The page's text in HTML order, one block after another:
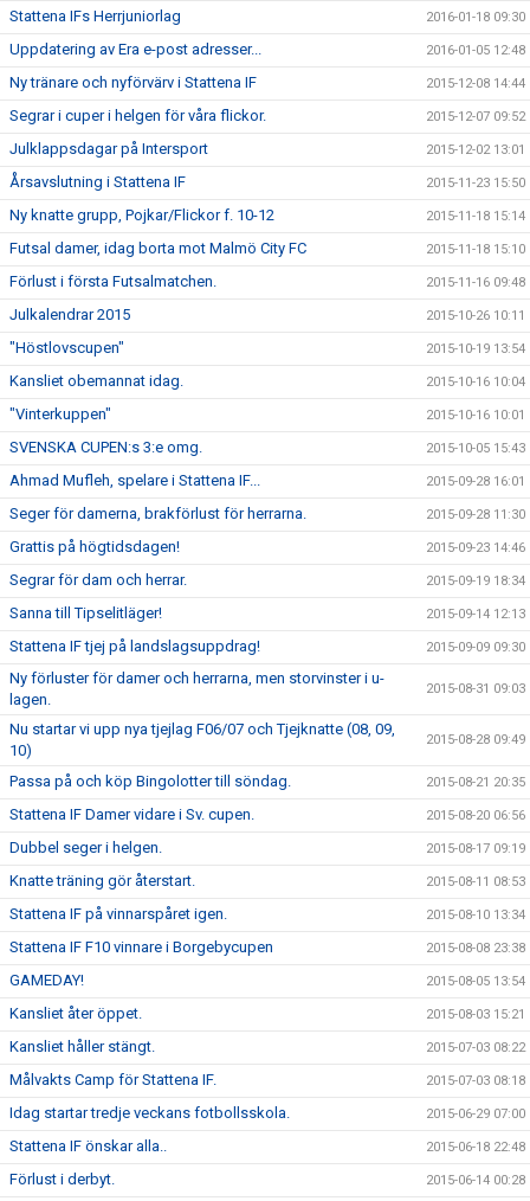
Stattena IFs Herrjuniorlag 2016-01-18 09:30
Uppdatering av Era e-post adresser... 2016-01-05 12:48
Ny tränare och nyförvärv i Stattena IF 2015-12-08 14:44
Segrar i cuper i helgen för våra flickor. 2015-12-07 09:52
Julklappsdagar på Intersport 2015-12-02 13:01
Årsavslutning i Stattena IF 2015-11-23 15:50
Ny knatte grupp, Pojkar/Flickor f. 10-12 2015-11-18 15:14
Futsal damer, idag borta mot Malmö City FC 2015-11-18 15:10
Förlust i första Futsalmatchen. 2015-11-16 09:48
Julkalendrar 2015 2015-10-26 10:11
"Höstlovscupen" 2015-10-19 13:54
Kansliet obemannat idag. 2015-10-16 10:04
"Vinterkuppen" 2015-10-16 10:01
SVENSKA CUPEN:s 3:e omg. 2015-10-05 15:43
Ahmad Mufleh, spelare i Stattena IF... 2015-09-28 16:01
Seger för damerna, brakförlust för herrarna. 2015-09-28 11:30
Grattis på högtidsdagen! 2015-09-23 14:46
Segrar för dam och herrar. 2015-09-19 18:34
Sanna till Tipselitläger! 2015-09-14 12:13
Stattena IF tjej på landslagsuppdrag! 2015-09-09 09:30
Ny förluster för damer och herrarna, men storvinster i u-
lagen.
2015-08-31 09:03
Nu startar vi upp nya tjejlag F06/07 och Tjejknatte (08, 09,
10)
2015-08-28 09:49
Passa på och köp Bingolotter till söndag. 2015-08-21 20:35
Stattena IF Damer vidare i Sv. cupen. 2015-08-20 06:56
Dubbel seger i helgen. 2015-08-17 09:19
Knatte träning gör återstart. 2015-08-11 08:53
Stattena IF på vinnarspåret igen. 2015-08-10 13:34
Stattena IF F10 vinnare i Borgebycupen 2015-08-08 23:38
GAMEDAY! 2015-08-05 13:54
Kansliet åter öppet. 2015-08-03 15:21
Kansliet håller stängt. 2015-07-03 08:22
Målvakts Camp för Stattena IF. 2015-07-03 08:18
Idag startar tredje veckans fotbollsskola. 2015-06-29 07:00
Stattena IF önskar alla.. 2015-06-18 22:48
Förlust i derbyt. 2015-06-14 00:28